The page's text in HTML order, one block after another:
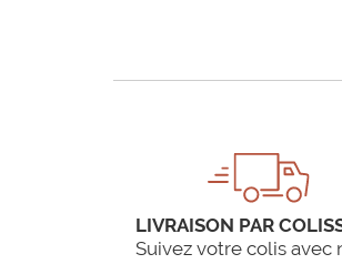
LIVRAISON PAR
Suivez votre colis avec